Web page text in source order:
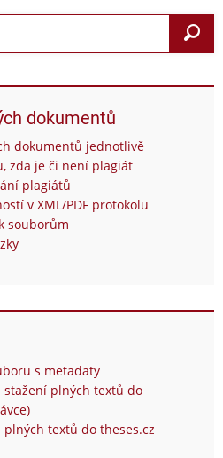
dokumentů
dokumentů jednotlivě
zda je či není plagiát
plagiátů
v XML/PDF protokolu
souborům
s metadaty
stažení plných textů do
textů do theses.cz